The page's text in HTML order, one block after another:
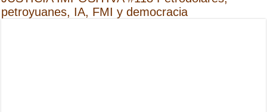
petroyuanes, IA, FMI y democracia